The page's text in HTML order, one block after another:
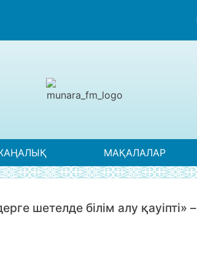
МАҚАЛАЛАР
шетелде білім алу қауіпті» –